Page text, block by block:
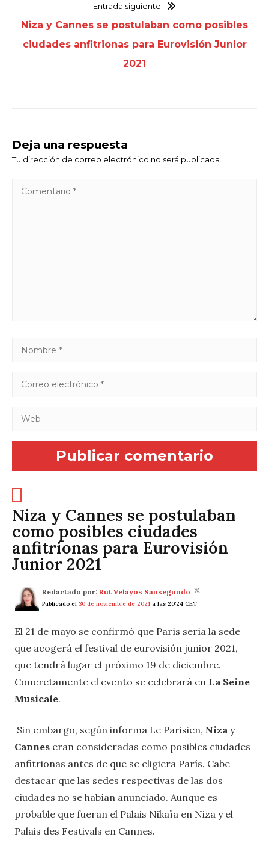
Entrada siguiente
Niza y Cannes se postulaban como posibles
ciudades anfitrionas para Eurovisión Junior
2021
Deja una respuesta
Tu dirección de correo electrónico no será publicada.
Niza y Cannes se postulaban
como posibles ciudades
anfitrionas para Eurovisión
Junior 2021
Redactado por: Rut Velayos Sansegundo
Publicado el 30 de noviembre de 2021 a las 20:24 CET
El 21 de mayo se confirmó que París sería la sede
que acogerá el festival de eurovisión junior 2021,
que tendrá lugar el próximo 19 de diciembre.
Concretamente el evento se celebrará en La Seine
Musicale.
Sin embargo, según informa Le Parisien, Niza y
Cannes eran consideradas como posibles ciudades
anfitrionas antes de que se eligiera París. Cabe
destacar que las sedes respectivas de las dos
ciudades no se habían anunciado. Aunque es
probable que fueran el Palais Nikaïa en Niza y el
Palais des Festivals en Cannes.